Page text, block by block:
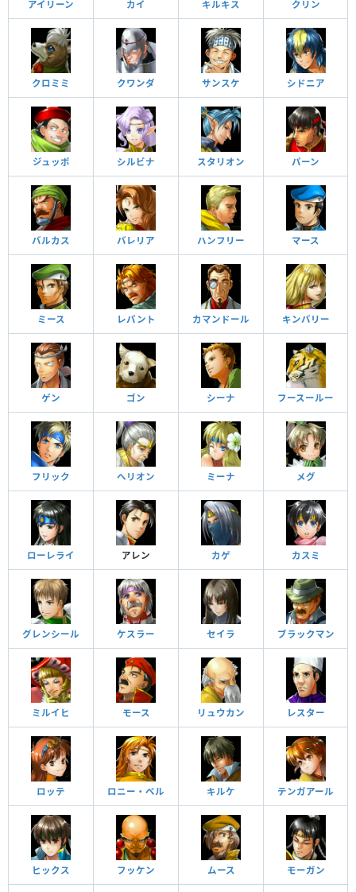
アイリーン カイ キルキス クリン
クロミミ クワンダ サンスケ シドニア
ジュッポ シルビナ スタリオン パーン
バルカス バレリア ハンフリー マース
ミース レパント カマンドール キンバリー
ゲン ゴン シーナ フースールー
フリック ヘリオン ミーナ メグ
ローレライ アレン カゲ カスミ
グレンシール ケスラー セイラ ブラックマン
ミルイヒ モース リュウカン レスター
ロッテ ロニー・ベル キルケ テンガアール
ヒックス フッケン ムース モーガン